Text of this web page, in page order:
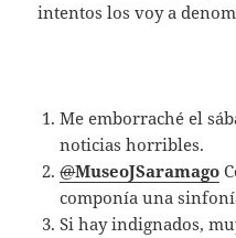
intentos los voy a
Me emborraché el
noticias horribles.
@MuseoJSaramago
componía una
Si hay indignados,